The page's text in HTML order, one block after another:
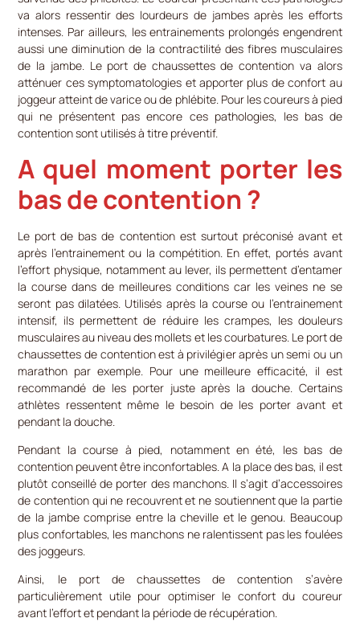
va alors ressentir des lourdeurs de jambes après les efforts
intenses. Par ailleurs, les entrainements prolongés engendrent
aussi une diminution de la contractilité des fibres musculaires
de la jambe. Le port de chaussettes de contention va alors
atténuer ces symptomatologies et apporter plus de confort au
joggeur atteint de varice ou de phlébite. Pour les coureurs à pied
qui ne présentent pas encore ces pathologies, les bas de
contention sont utilisés à titre préventif.
A quel moment porter les
bas de contention ?
Le port de bas de contention est surtout préconisé avant et
après l’entrainement ou la compétition. En effet, portés avant
l’effort physique, notamment au lever, ils permettent d’entamer
la course dans de meilleures conditions car les veines ne se
seront pas dilatées. Utilisés après la course ou l’entrainement
intensif, ils permettent de réduire les crampes, les douleurs
musculaires au niveau des mollets et les courbatures. Le port de
chaussettes de contention est à privilégier après un semi ou un
marathon par exemple. Pour une meilleure efficacité, il est
recommandé de les porter juste après la douche. Certains
athlètes ressentent même le besoin de les porter avant et
pendant la douche.
Pendant la course à pied, notamment en été, les bas de
contention peuvent être inconfortables. A la place des bas, il est
plutôt conseillé de porter des manchons. Il s’agit d’accessoires
de contention qui ne recouvrent et ne soutiennent que la partie
de la jambe comprise entre la cheville et le genou. Beaucoup
plus confortables, les manchons ne ralentissent pas les foulées
des joggeurs.
Ainsi, le port de chaussettes de contention s’avère
particulièrement utile pour optimiser le confort du coureur
avant l’effort et pendant la période de récupération.